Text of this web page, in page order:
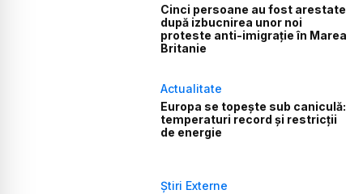
Cinci persoane au fost arestate
după izbucnirea unor noi
proteste anti-imigrație în Marea
Britanie
Actualitate
Europa se topește sub caniculă:
temperaturi record și restricții
de energie
Știri Externe